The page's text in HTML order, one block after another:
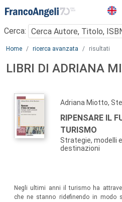
Menu
Cerca:
Main content
Home ricerca avanzata risultati
LIBRI DI ADRIANA
Adriana Miotto,
RIPENSARE IL
TURISMO
Strategie, modelli
destinazioni
Negli ultimi anni il turismo ha
che ne stanno ridefinendo in modo